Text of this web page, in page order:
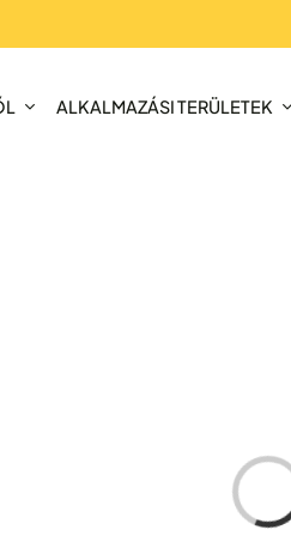
ALKALMAZÁSI TERÜLETEK
Loading...